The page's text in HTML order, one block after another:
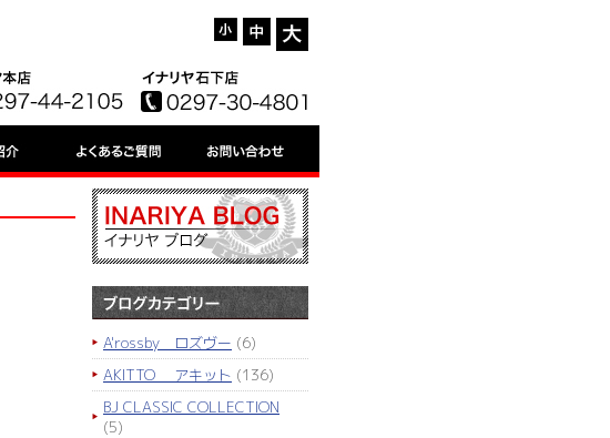
A'rossby ロズヴー (6)
AKITTO アキット (136)
BJ CLASSIC COLLECTION
(5)